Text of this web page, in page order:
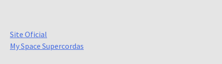
Site Oficial
My Space Supercordas